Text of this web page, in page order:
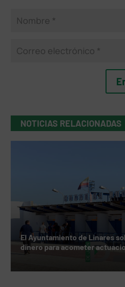
NOTICIAS RELACIONADAS
El Ayuntamiento de Linares
dinero para acometer